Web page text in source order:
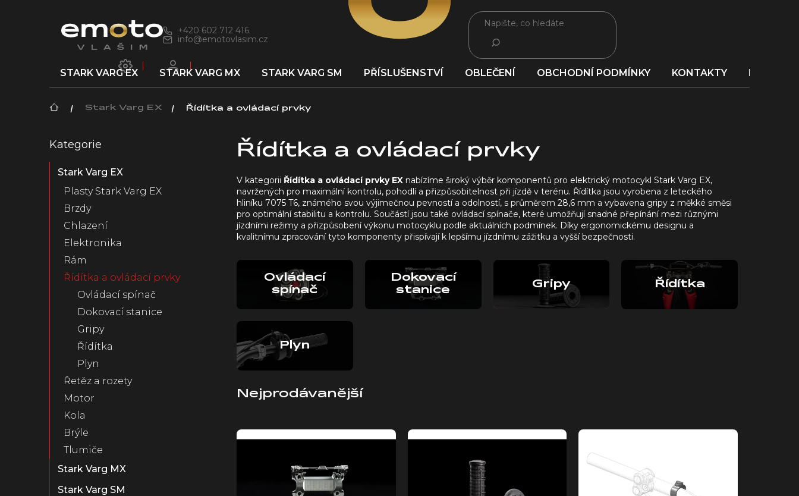
+420 602 712 416
info@emotovlasim.cz
HLEDAT
STARK VARG EX STARK VARG MX STARK VARG SM PŘÍSLUŠENSTVÍ OBLEČENÍ OBCHODNÍ PODMÍNKY KONTAKTY
DomůStark Varg EX Řídítka a ovládací prvky
o
s
Přeskočit
Kategorie
Stark Varg EX
Plasty Stark Varg EX
Brzdy
Chlazení
Elektronika
Rám
Řídítka a ovládací prvky
Ovládací spínač
Dokovací stanice
Gripy
Řídítka
Plyn
Řetěz a rozety
Motor
Kola
Brýle
Tlumiče
Stark Varg MX
Stark Varg SM
Řídítka a ovládací prvky
V kategorii Řídítka a ovládací prvky EX nabízíme široký výběr komponentů pro elektrický motocykl Stark Varg EX,
navržených pro maximální kontrolu, pohodlí a přizpůsobitelnost při jízdě v terénu. Řídítka jsou vyrobena z leteckého
hliníku 7075 T6, známého svou výjimečnou pevností a odolností, s průměrem 28,6 mm a vybavena gripy z měkké směsi
pro optimální stabilitu a kontrolu. Součástí jsou také ovládací spínače, které umožňují snadné přepínání mezi různými
jízdními režimy a přizpůsobení výkonu motocyklu podle aktuálních podmínek. Díky ergonomickému designu a
kvalitnímu zpracování tyto komponenty přispívají k lepšímu jízdnímu zážitku a vyšší bezpečnosti.
Ovládací
spínač
Dokovací
stanice
Gripy Řídítka
Plyn
Nejprodávanější
V
ý